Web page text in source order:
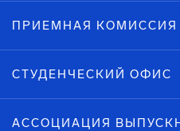
ПРИЕМНАЯ КОМИССИЯ
СТУДЕНЧЕСКИЙ ОФИС
АССОЦИАЦИЯ